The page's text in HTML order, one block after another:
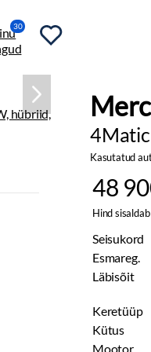
30
Kasutatud
48
Hind
Seisukord
Esmareg.
Läbisõit
Keretüüp
Kütus
Mootor